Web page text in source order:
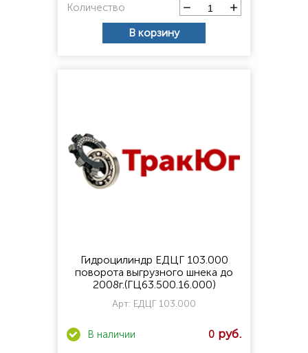
Количество
В корзину
Гидроцилиндр ЕДЦГ 103.000
поворота выгрузного шнека до
2008г.(ГЦ63.500.16.000)
Арт: ЕДЦГ 103.000
0